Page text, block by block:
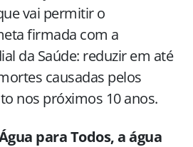
vai permitir o
firmada com a
da Saúde: reduzir em até
causadas pelos
nos próximos 10 anos.
para Todos, a água